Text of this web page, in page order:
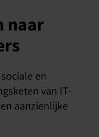
naar
en
van IT-
aanzienlijke